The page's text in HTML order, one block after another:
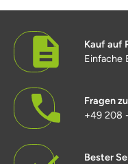
Kauf auf
Einfache
Fragen
+49 208
Bester